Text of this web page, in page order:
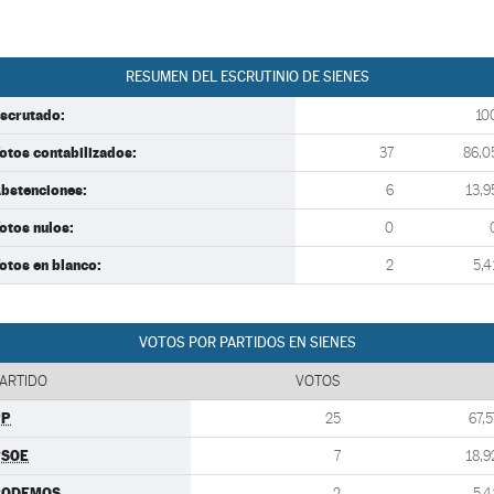
RESUMEN DEL ESCRUTINIO DE SIENES
contabilizados: 37
6
nulos: 0
en blanco: 2
VOTOS POR PARTIDOS EN SIENES
VOTOS
25
7